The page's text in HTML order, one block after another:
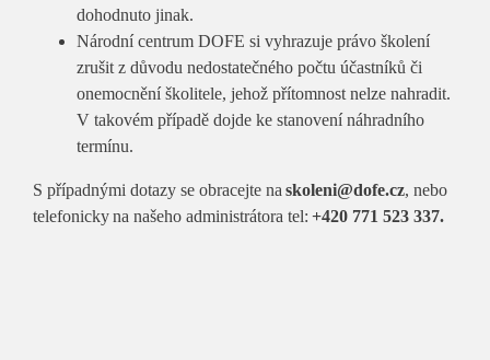
dohodnuto jinak.
Národní centrum DOFE si vyhrazuje právo školení
zrušit z důvodu nedostatečného počtu účastníků či
onemocnění školitele, jehož přítomnost nelze nahradit.
V takovém případě dojde ke stanovení náhradního
termínu.
S případnými dotazy se obracejte na skoleni@dofe.cz, nebo
telefonicky na našeho administrátora tel: +420 771 523 337.